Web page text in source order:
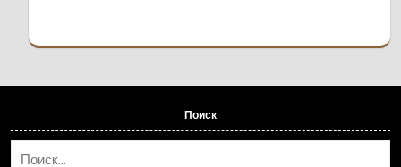
Поиск